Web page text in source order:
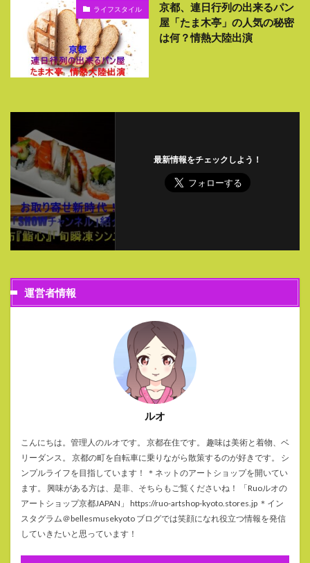
ライフスタイル
京都、連日行列の出来るパン
屋「たま木亭」の人気の秘密
は何？情熱大陸出演
最新情報をチェックしよう！
運営者情報
ルオ
こんにちは。管理人のルオです。 京都在住です。 趣味は美術と着物、ベ
リーダンス。 京都の町を自転車に乗りながら散策するのが好きです。 シ
ンプルライフを目指しています！ ＊ネットのアートショップを開いてい
ます。 興味がある方は、是非、そちらもご覧くださいね！ 「Ruoルオの
アートショップ京都JAPAN」 https://ruo-artshop-kyoto.stores.jp ＊イン
スタグラム＠bellesmusekyoto ブログでは笑顔になれ役立つ情報を発信
していきたいと思っています！